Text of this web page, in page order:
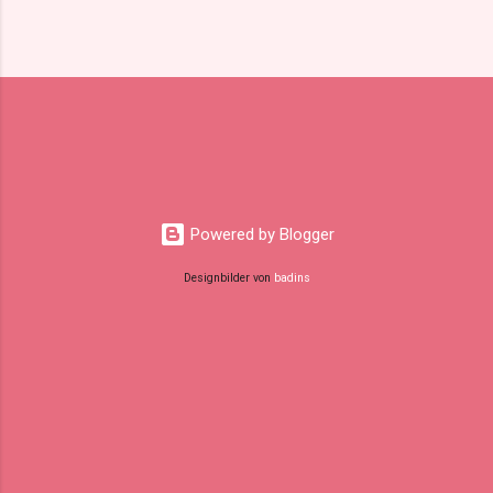
Powered by Blogger
Designbilder von badins